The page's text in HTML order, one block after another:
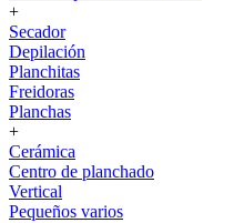
+
Secador
Depilación
Planchitas
Freidoras
Planchas
+
Cerámica
Centro de planchado
Vertical
Pequeños varios